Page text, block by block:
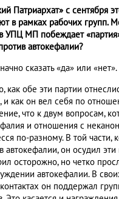
Патриархат» с сентября
в рамках рабочих групп.
в УПЦ МП побеждает
автокефалии?
сказать «да» или «нет».
как обе эти партии
и как он вел себя по
что к двум вопросам,
и отношения с
по-разному. В той части,
автокефалии, он осудил
осторожно, но четко
автокефалии. В
он поддержал